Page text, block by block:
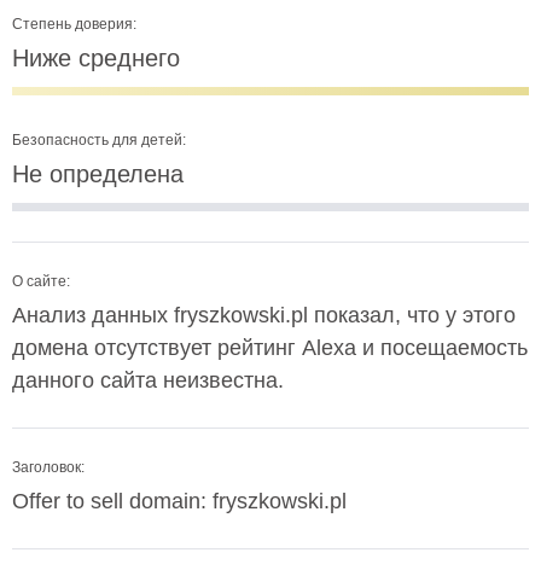
Степень доверия:
Ниже среднего
Безопасность для детей:
Не определена
О сайте:
Анализ данных fryszkowski.pl показал, что у этого
домена отсутствует рейтинг Alexa и посещаемость
данного сайта неизвестна.
Заголовок:
Offer to sell domain: fryszkowski.pl